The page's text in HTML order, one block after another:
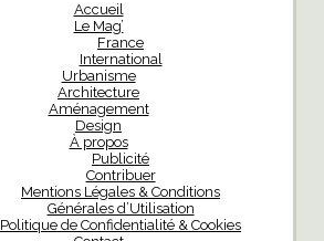
Accueil
Le Mag’
France
International
Urbanisme
Architecture
Aménagement
Design
À propos
Publicité
Contribuer
Mentions Légales & Conditions
Générales d’Utilisation
Politique de Confidentialité & Cookies